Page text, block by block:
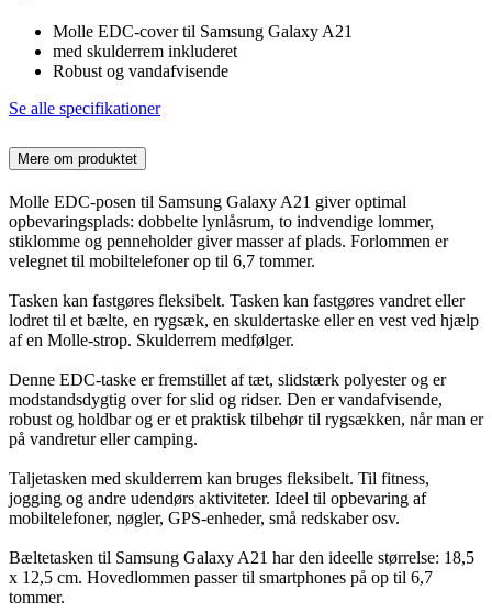
Molle EDC-cover til Samsung Galaxy A21
med skulderrem inkluderet
Robust og vandafvisende
Se alle specifikationer
Mere om produktet
Molle EDC-posen til Samsung Galaxy A21 giver optimal
opbevaringsplads: dobbelte lynlåsrum, to indvendige lommer,
stiklomme og penneholder giver masser af plads. Forlommen er
velegnet til mobiltelefoner op til 6,7 tommer.
Tasken kan fastgøres fleksibelt. Tasken kan fastgøres vandret eller
lodret til et bælte, en rygsæk, en skuldertaske eller en vest ved hjælp
af en Molle-strop. Skulderrem medfølger.
Denne EDC-taske er fremstillet af tæt, slidstærk polyester og er
modstandsdygtig over for slid og ridser. Den er vandafvisende,
robust og holdbar og er et praktisk tilbehør til rygsækken, når man er
på vandretur eller camping.
Taljetasken med skulderrem kan bruges fleksibelt. Til fitness,
jogging og andre udendørs aktiviteter. Ideel til opbevaring af
mobiltelefoner, nøgler, GPS-enheder, små redskaber osv.
Bæltetasken til Samsung Galaxy A21 har den ideelle størrelse: 18,5
x 12,5 cm. Hovedlommen passer til smartphones på op til 6,7
tommer.